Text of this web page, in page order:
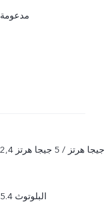
مدعومة
2,4 جيجا هرتز / 5 جيجا هرتز
البلوتوث 5.4